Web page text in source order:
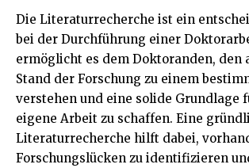
Die Literaturrecherche ist ein
bei der Durchführung einer
ermöglicht es dem Doktoranden, den
Stand der Forschung zu einem
verstehen und eine solide Grundlage
eigene Arbeit zu schaffen. Eine
Literaturrecherche hilft dabei,
Forschungslücken zu identifizieren